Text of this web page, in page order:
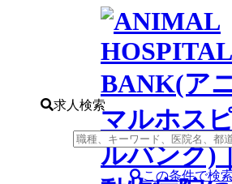
求人検索
この条件で検